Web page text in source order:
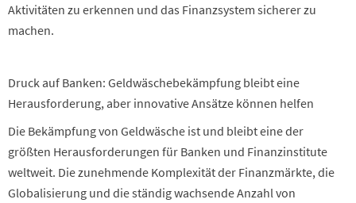
Aktivitäten zu erkennen und das Finanzsystem sicherer zu
machen.
Druck auf Banken: Geldwäschebekämpfung bleibt eine
Herausforderung, aber innovative Ansätze können helfen
Die Bekämpfung von Geldwäsche ist und bleibt eine der
größten Herausforderungen für Banken und Finanzinstitute
weltweit. Die zunehmende Komplexität der Finanzmärkte, die
Globalisierung und die ständig wachsende Anzahl von